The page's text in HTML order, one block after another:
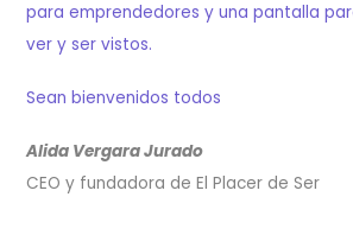
para emprendedores y una pantalla
ver y ser vistos.
Sean bienvenidos todos
Alida Vergara Jurado
CEO y fundadora de El Placer de Ser